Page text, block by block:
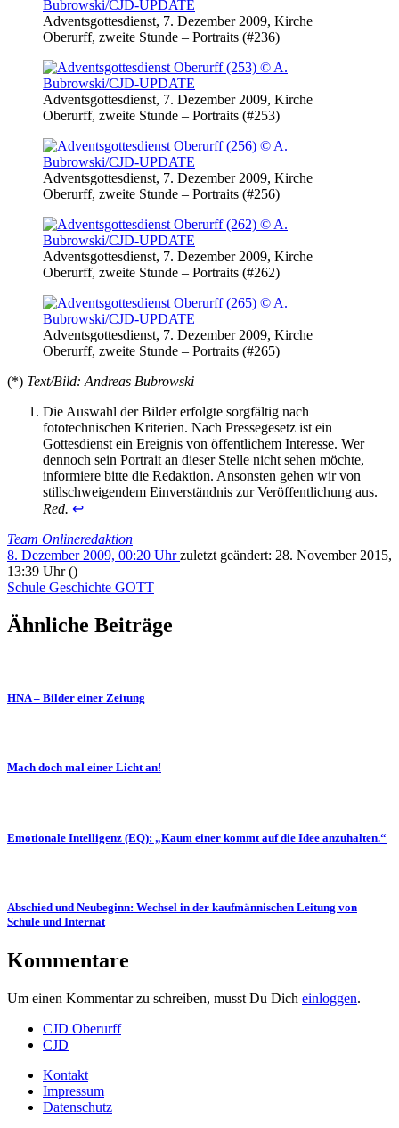
Adventsgottesdienst, 7. Dezember 2009, Kirche
Oberurff, zweite Stunde – Portraits (#236)
Adventsgottesdienst, 7. Dezember 2009, Kirche
Oberurff, zweite Stunde – Portraits (#253)
Adventsgottesdienst, 7. Dezember 2009, Kirche
Oberurff, zweite Stunde – Portraits (#256)
Adventsgottesdienst, 7. Dezember 2009, Kirche
Oberurff, zweite Stunde – Portraits (#262)
Adventsgottesdienst, 7. Dezember 2009, Kirche
Oberurff, zweite Stunde – Portraits (#265)
(*) Text/Bild: Andreas Bubrowski
Die Auswahl der Bilder erfolgte sorgfältig nach
fototechnischen Kriterien. Nach Pressegesetz ist ein
Gottesdienst ein Ereignis von öffentlichem Interesse. Wer
dennoch sein Portrait an dieser Stelle nicht sehen möchte,
informiere bitte die Redaktion. Ansonsten gehen wir von
stillschweigendem Einverständnis zur Veröffentlichung aus.
Red. ↩
Team Onlineredaktion
8. Dezember 2009, 00:20 Uhrzuletzt geändert: 28. November 2015,
13:39 Uhr()
Schule Geschichte GOTT
Ähnliche Beiträge
HNA – Bilder einer Zeitung
Mach doch mal einer Licht an!
Emotionale Intelligenz (EQ): „Kaum einer kommt auf die Idee anzuhalten.“
Abschied und Neubeginn: Wechsel in der kaufmännischen Leitung von
Schule und Internat
Kommentare
Um einen Kommentar zu schreiben, musst Du Dich einloggen.
CJD Oberurff
CJD
Kontakt
Impressum
Datenschutz